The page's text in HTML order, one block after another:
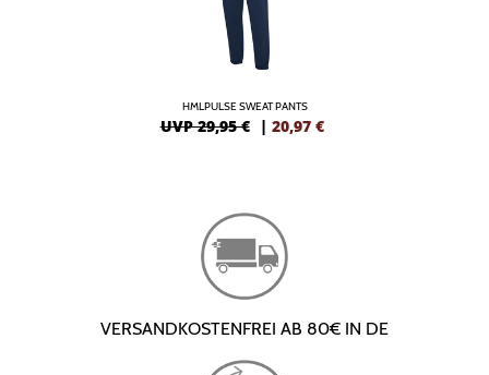
HMLPULSE SWEAT PANTS
UVP 29,95 € | 20,97 €
VERSANDKOSTENFREI AB 80€ IN DE